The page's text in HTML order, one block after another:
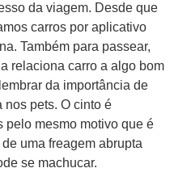
da viagem. Desde que
carros por aplicativo
Também para passear,
relaciona carro a algo bom
da importância de
nos pets. O cinto é
pelo mesmo motivo que é
uma freagem abrupta
se machucar.